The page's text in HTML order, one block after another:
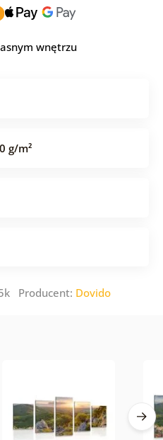
wnętrzu
g/m²
Producent: Dovido